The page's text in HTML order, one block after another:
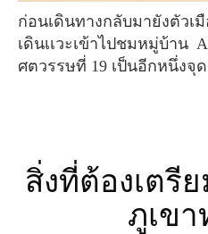
ก่อนเดินทางกลับมายังตัวเมืองบอร์โด คุณสามารถ
เดินเเวะเข้าไปชมหมู่บ้าน
ศตวรรษที่ 19 เป็นอีกหนึ่งจุ
สิ่งที่ต้องเตรียมก่อนการปีน
ภูเขา